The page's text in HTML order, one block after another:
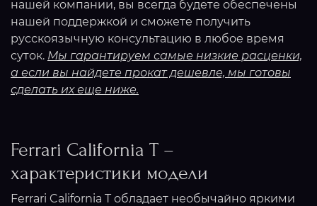
нашей компании, вы всегда будете обеспечены
нашей поддержкой и сможете получить
русскоязычную консультацию в любое время
суток. Мы гарантируем самые низкие расценки,
а если вы найдете прокат дешевле, мы готовы
сделать их еще ниже.
Ferrari California T –
характеристики модели
Ferrari California T обладает необычайно яркими